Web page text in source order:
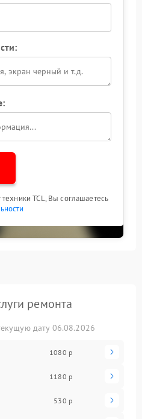
TCL, Вы соглашаетесь
ремонта
дату 06.08.2026
1080 р
1180 р
530 р